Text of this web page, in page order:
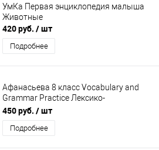
УмКа Первая энциклопедия малыша
Животные
420 руб. / шт
Подробнее
Афанасьева 8 класс Vocabulary and
Grammar Practice Лексико-
грамматический практикум
450 руб. / шт
Подробнее